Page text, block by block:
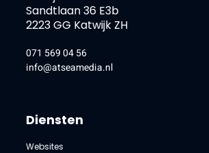
Sandtlaan 36 E3b
2223 GG Katwijk ZH
071 569 04 56
info@atseamedia.nl
Diensten
Websites